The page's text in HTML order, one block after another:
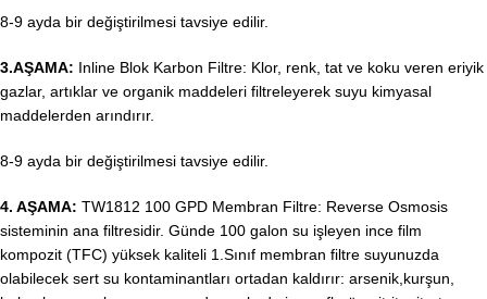
8-9 ayda bir değiştirilmesi tavsiye edilir.
3.AŞAMA: Inline Blok Karbon Filtre: Klor, renk, tat ve koku veren eriyik
gazlar, artıklar ve organik maddeleri filtreleyerek suyu kimyasal
maddelerden arındırır.
8-9 ayda bir değiştirilmesi tavsiye edilir.
4. AŞAMA: TW1812 100 GPD Membran Filtre: Reverse Osmosis
sisteminin ana filtresidir. Günde 100 galon su işleyen ince film
kompozit (TFC) yüksek kaliteli 1.Sınıf membran filtre suyunuzda
olabilecek sert su kontaminantları ortadan kaldırır: arsenik,kurşun,